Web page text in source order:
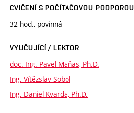
CVIČENÍ S POČÍTAČOVOU PODPOROU
32 hod., povinná
VYUČUJÍCÍ / LEKTOR
doc. Ing. Pavel Maňas, Ph.D.
Ing. Vítězslav Sobol
Ing. Daniel Kvarda, Ph.D.